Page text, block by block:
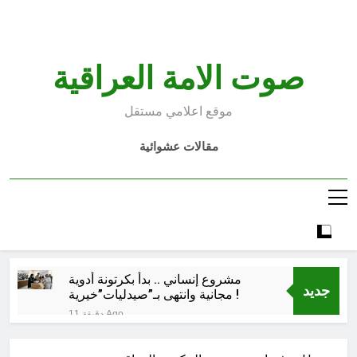
صوت الامة العراقية
موقع اعلامي مستقل
مقالات عشوائية
جديد
مشروع إنساني .. بدأ بكرتونة أدوية
مجانية وانتهى بـ”صيدليات”خيرية !
11 دقيقة Ago